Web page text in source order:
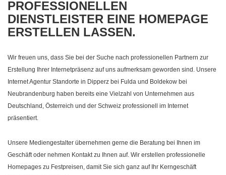
PROFESSIONELLEN
DIENSTLEISTER EINE HOMEPAGE
ERSTELLEN LASSEN.
Wir freuen uns, dass Sie bei der Suche nach professionellen Partnern zur
Erstellung Ihrer Internetpräsenz auf uns aufmerksam geworden sind. Unsere
Internet Agentur Standorte in Dipperz bei Fulda und Boldekow bei
Neubrandenburg haben bereits eine Vielzahl von Unternehmen aus
Deutschland, Österreich und der Schweiz professionell im Internet
präsentiert.
Unsere Mediengestalter übernehmen gerne die Beratung bei Ihnen im
Geschäft oder nehmen Kontakt zu Ihnen auf. Wir erstellen professionelle
Homepages zu Festpreisen, damit Sie sich ganz auf Ihr Kerngeschäft